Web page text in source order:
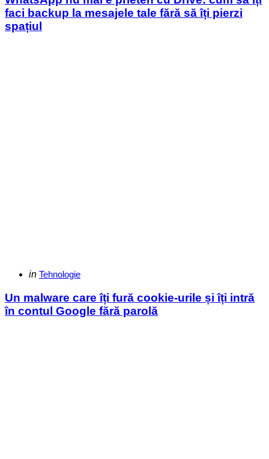
faci backup la mesajele tale fără să îți pierzi
spațiul
Categories
Posted
in Tehnologie
Un malware care îți fură cookie-urile și îți intră
în contul Google fără parolă